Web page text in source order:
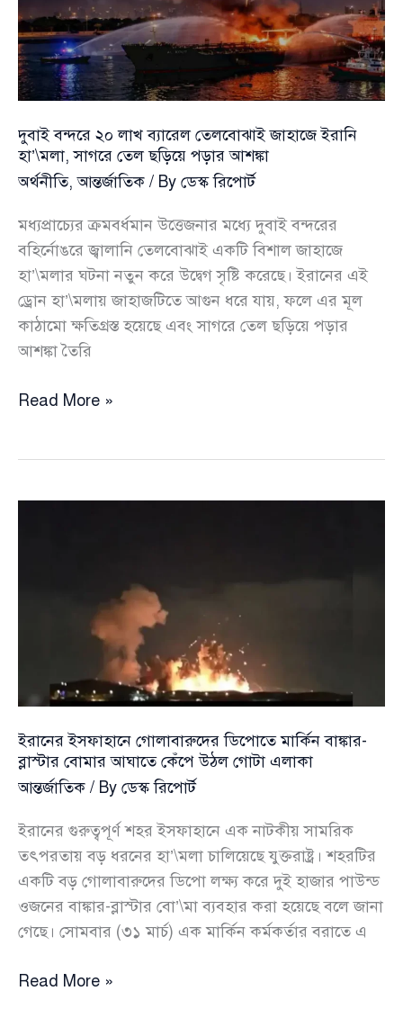
দুবাই বন্দরে ২০ লাখ ব্যারেল তেলবোঝাই জাহাজে ইরানি
হা’\মলা, সাগরে তেল ছড়িয়ে পড়ার আশঙ্কা
অর্থনীতি,আন্তর্জাতিক / By ডেস্ক রিপোর্ট
মধ্যপ্রাচ্যের ক্রমবর্ধমান উত্তেজনার মধ্যে দুবাই বন্দরের
বহির্নোঙরে জ্বালানি তেলবোঝাই একটি বিশাল জাহাজে
হা’\মলার ঘটনা নতুন করে উদ্বেগ সৃষ্টি করেছে। ইরানের এই
ড্রোন হা’\মলায় জাহাজটিতে আগুন ধরে যায়, ফলে এর মূল
কাঠামো ক্ষতিগ্রস্ত হয়েছে এবং সাগরে তেল ছড়িয়ে পড়ার
আশঙ্কা তৈরি
দুবাই
ব্যারেল
পড়ার
Read More »
ইরানের ইসফাহানে গোলাবারুদের ডিপোতে মার্কিন বাঙ্কার-
ব্লাস্টার বোমার আঘাতে কেঁপে উঠল গোটা এলাকা
আন্তর্জাতিক / By ডেস্ক রিপোর্ট
ইরানের গুরুত্বপূর্ণ শহর ইসফাহানে এক নাটকীয় সামরিক
তৎপরতায় বড় ধরনের হা’\মলা চালিয়েছে যুক্তরাষ্ট্র। শহরটির
একটি বড় গোলাবারুদের ডিপো লক্ষ্য করে দুই হাজার পাউন্ড
ওজনের বাঙ্কার-ব্লাস্টার বো’\মা ব্যবহার করা হয়েছে বলে জানা
গেছে। সোমবার (৩১ মার্চ) এক মার্কিন কর্মকর্তার বরাতে এ
ইরানের
Read More »